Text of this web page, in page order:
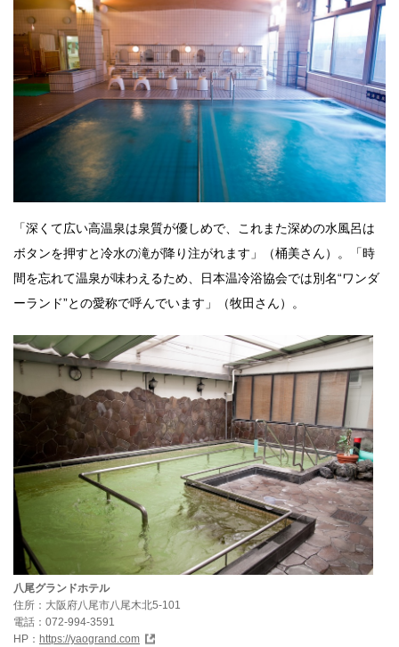
「深くて広い高温泉は泉質が優しめで、これまた深めの水風呂は
ボタンを押すと冷水の滝が降り注がれます」（桶美さん）。「時
間を忘れて温泉が味わえるため、日本温冷浴協会では別名“ワンダ
ーランド”との愛称で呼んでいます」（牧田さん）。
八尾グランドホテル
住所：大阪府八尾市八尾木北5-101
電話：072-994-3591
HP： https://yaogrand.com